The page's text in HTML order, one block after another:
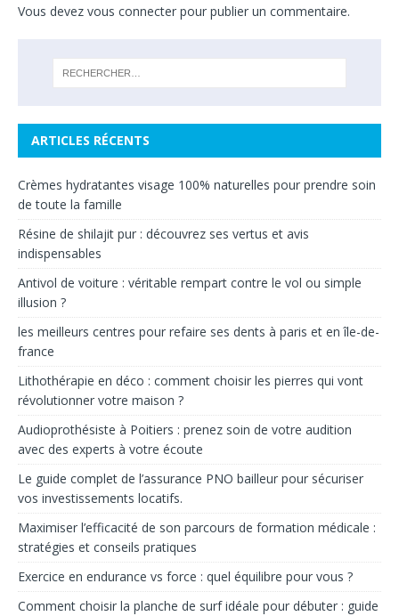
Vous devez vous connecter pour publier un commentaire.
ARTICLES RÉCENTS
Crèmes hydratantes visage 100% naturelles pour prendre soin
de toute la famille
Résine de shilajit pur : découvrez ses vertus et avis
indispensables
Antivol de voiture : véritable rempart contre le vol ou simple
illusion ?
les meilleurs centres pour refaire ses dents à paris et en île-de-
france
Lithothérapie en déco : comment choisir les pierres qui vont
révolutionner votre maison ?
Audioprothésiste à Poitiers : prenez soin de votre audition
avec des experts à votre écoute
Le guide complet de l’assurance PNO bailleur pour sécuriser
vos investissements locatifs.
Maximiser l’efficacité de son parcours de formation médicale :
stratégies et conseils pratiques
Exercice en endurance vs force : quel équilibre pour vous ?
Comment choisir la planche de surf idéale pour débuter : guide